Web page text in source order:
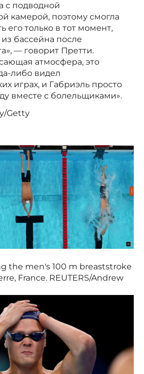
с подводной
камерой, поэтому смогла
его только в тот момент,
бассейна после
— говорит Претти.
атмосфера, это
либо видел
играх, и Габриэль просто
вместе с болельщиками».
Getty
the men's 100 m breaststroke
France. REUTERS/Andrew